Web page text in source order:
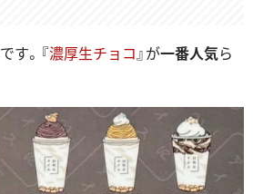
です。『濃厚生チョコ 』が一番人気ら